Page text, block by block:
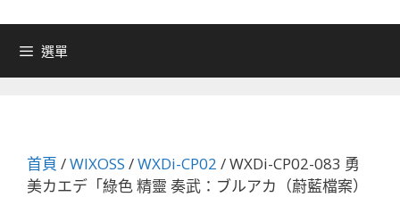
選單
首頁 /WIXOSS /WXDi-CP02 / WXDi-CP02-083 勇
美カエデ「綠色 精靈 奏武：ブルアカ（蔚藍檔案）